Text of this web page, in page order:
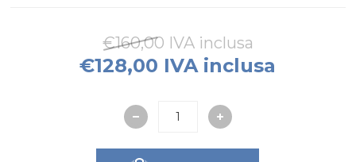
€160,00 IVA inclusa
€128,00 IVA inclusa